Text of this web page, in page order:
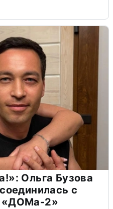
Ольга Бузова
с
«ДОМа-2»